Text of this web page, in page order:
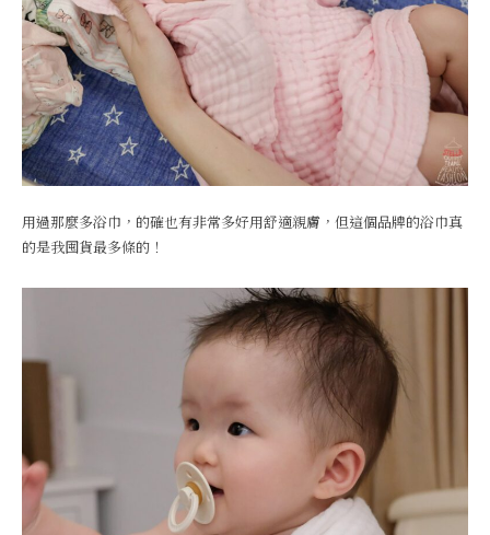
用過那麼多浴巾，的確也有非常多好用舒適親膚，但這個品牌的浴巾真
的是我囤貨最多條的！